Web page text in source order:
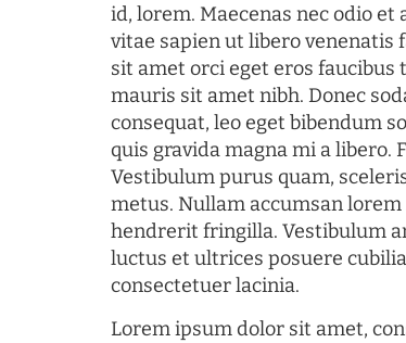
id, lorem. Maecenas nec odio
vitae sapien ut libero venenatis
sit amet orci eget eros
mauris sit amet nibh. Donec
consequat, leo eget bibendum
quis gravida magna mi a libero.
Vestibulum purus quam,
metus. Nullam accumsan
hendrerit fringilla. Vestibulum
luctus et ultrices posuere
consectetuer lacinia.
Lorem ipsum dolor sit amet,